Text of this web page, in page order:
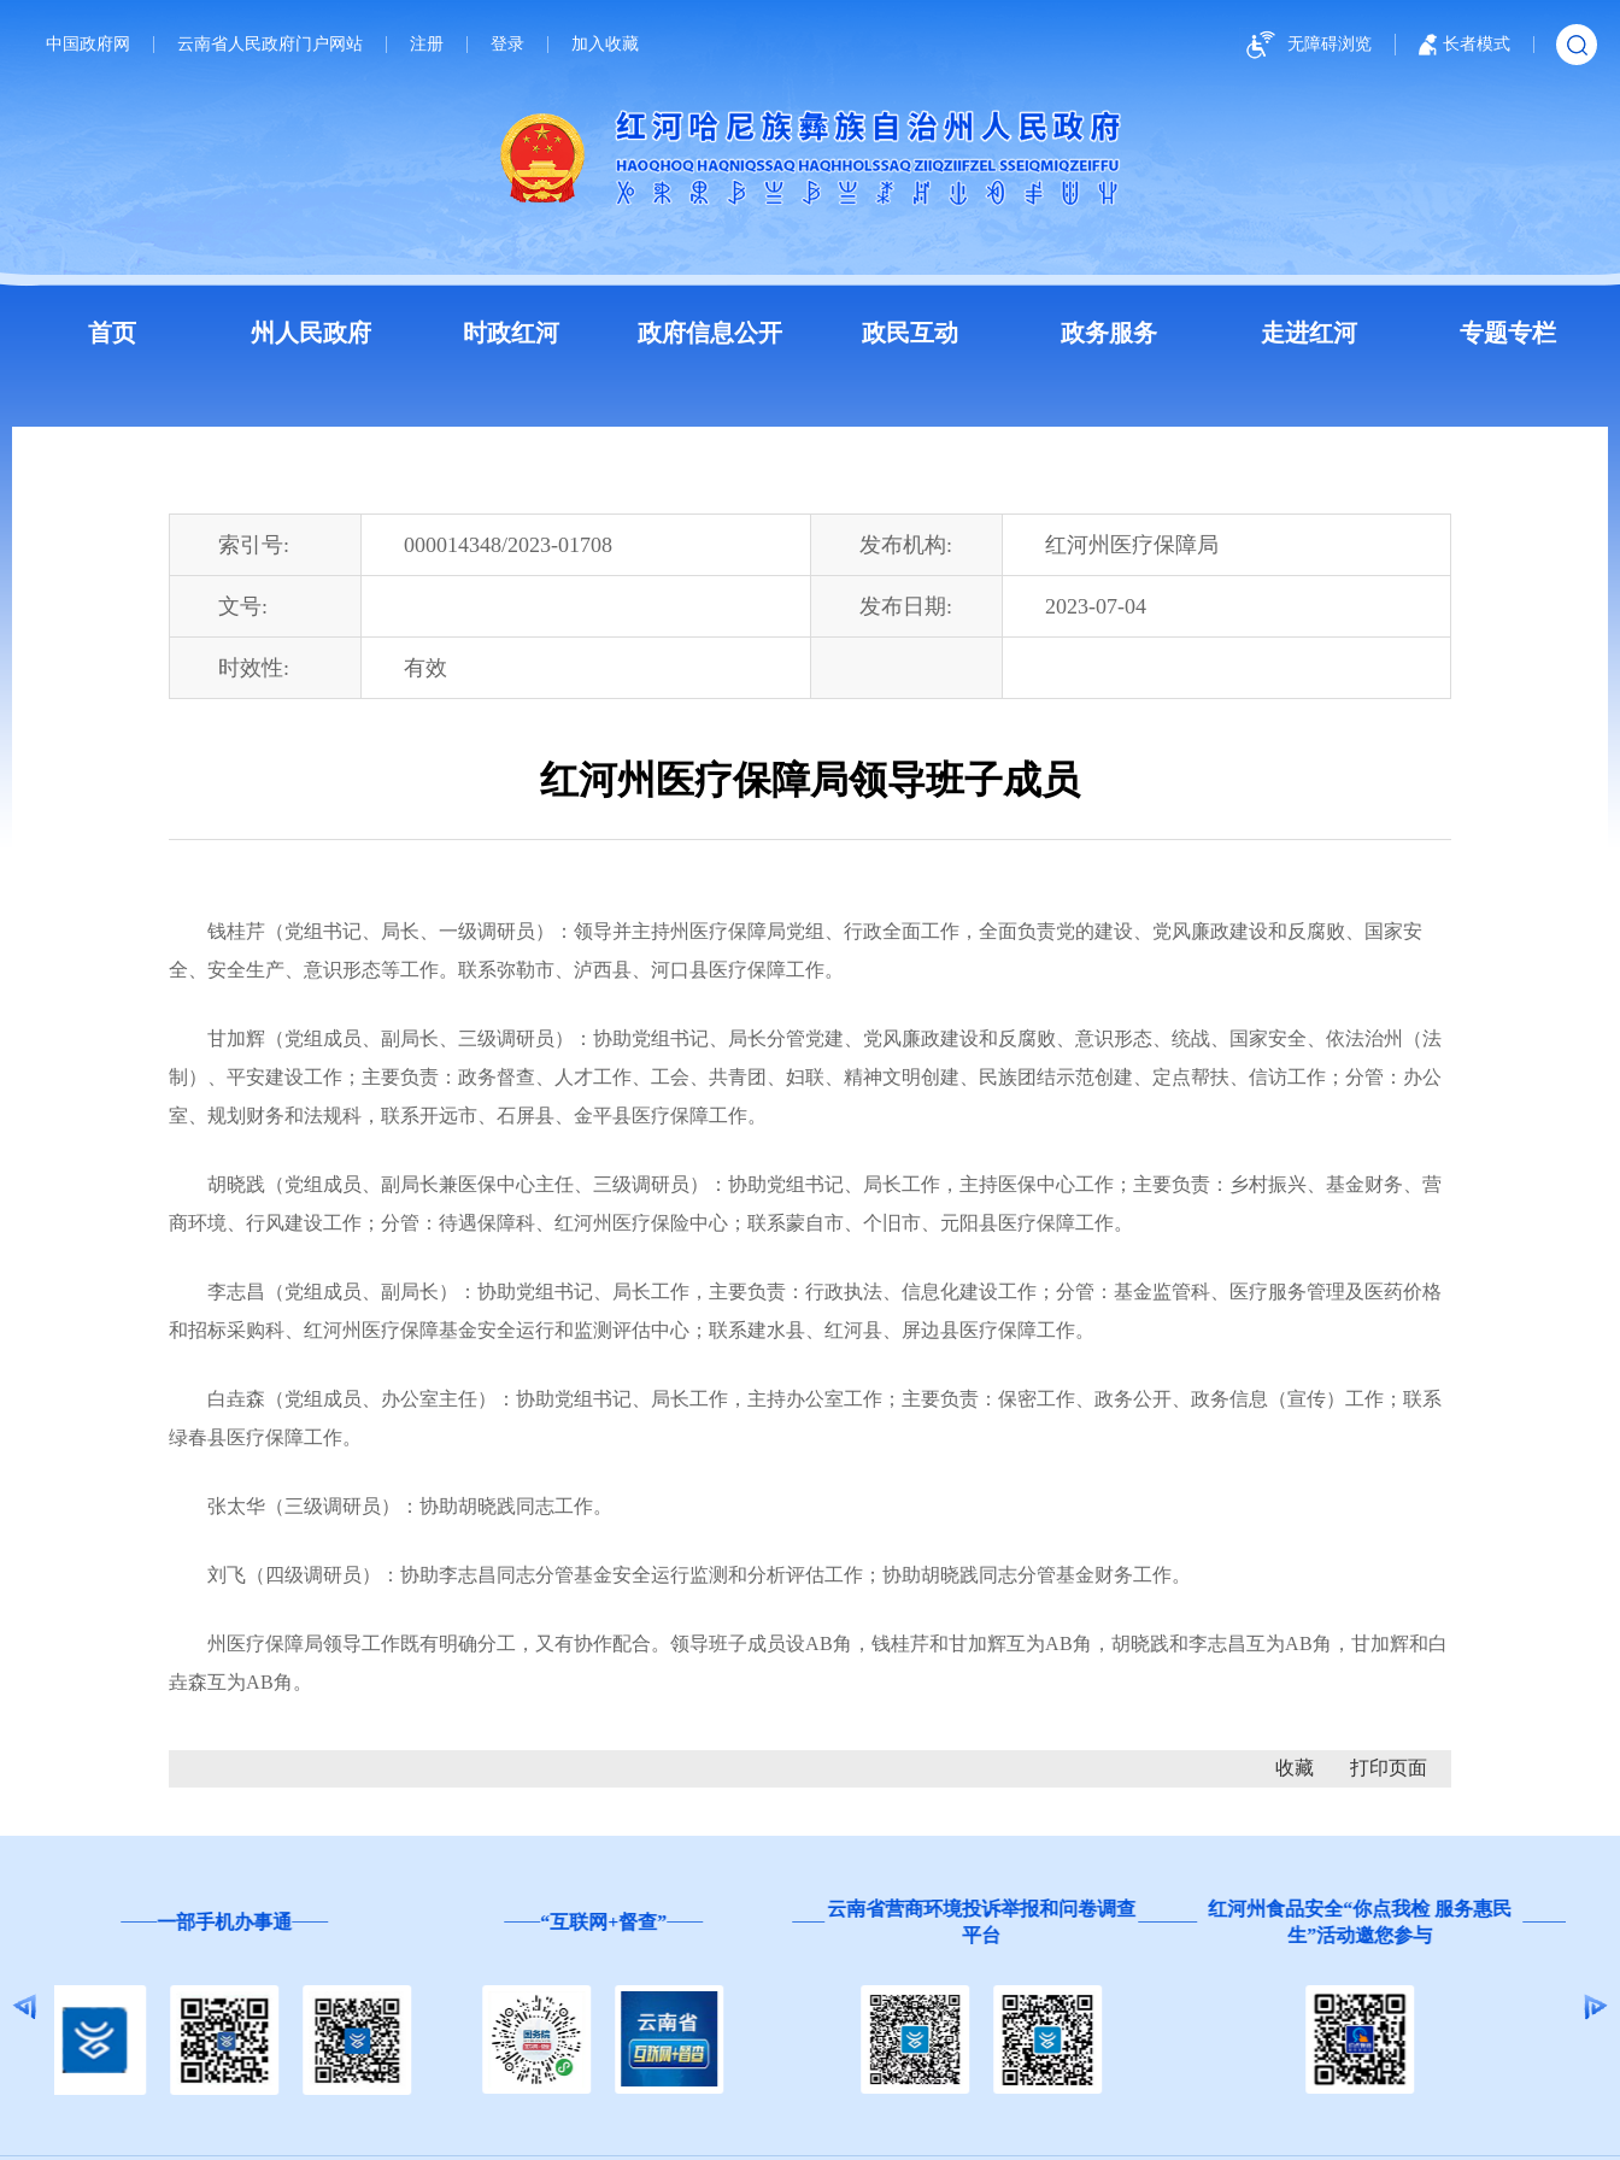
中国政府网 云南省人民政府门户网站 注册 登录 加入收藏 无障碍浏览 长者模式
首页 州人民政府 时政红河 政府信息公开 政民互动 政务服务 走进红河 专题专栏
索引号: 000014348/2023-01708 发布机构: 红河州医疗保障局
文号: 发布日期: 2023-07-04
时效性: 有效
红河州医疗保障局领导班子成员
钱桂芹（党组书记、局长、一级调研员）：领导并主持州医疗保障局党组、行政全面工作，全面负责党的建设、党风廉政建设和反腐败、国家安
全、安全生产、意识形态等工作。联系弥勒市、泸西县、河口县医疗保障工作。
甘加辉（党组成员、副局长、三级调研员）：协助党组书记、局长分管党建、党风廉政建设和反腐败、意识形态、统战、国家安全、依法治州（法
制）、平安建设工作；主要负责：政务督查、人才工作、工会、共青团、妇联、精神文明创建、民族团结示范创建、定点帮扶、信访工作；分管：办公
室、规划财务和法规科，联系开远市、石屏县、金平县医疗保障工作。
胡晓践（党组成员、副局长兼医保中心主任、三级调研员）：协助党组书记、局长工作，主持医保中心工作；主要负责：乡村振兴、基金财务、营
商环境、行风建设工作；分管：待遇保障科、红河州医疗保险中心；联系蒙自市、个旧市、元阳县医疗保障工作。
李志昌（党组成员、副局长）：协助党组书记、局长工作，主要负责：行政执法、信息化建设工作；分管：基金监管科、医疗服务管理及医药价格
和招标采购科、红河州医疗保障基金安全运行和监测评估中心；联系建水县、红河县、屏边县医疗保障工作。
白垚森（党组成员、办公室主任）：协助党组书记、局长工作，主持办公室工作；主要负责：保密工作、政务公开、政务信息（宣传）工作；联系
绿春县医疗保障工作。
张太华（三级调研员）：协助胡晓践同志工作。
刘飞（四级调研员）：协助李志昌同志分管基金安全运行监测和分析评估工作；协助胡晓践同志分管基金财务工作。
州医疗保障局领导工作既有明确分工，又有协作配合。领导班子成员设AB角，钱桂芹和甘加辉互为AB角，胡晓践和李志昌互为AB角，甘加辉和白
垚森互为AB角。
收藏
“互联网+督查”
云南省营商环境投诉举报和问卷调查
平台
红河州食品安全“你点我检 服务惠民
生”活动邀您参与
阻碍民营经济发展壮大问题线索征
集